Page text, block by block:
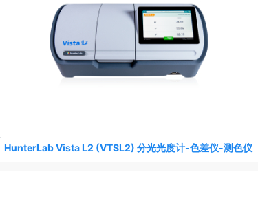
HunterLab Vista L2 (VTSL2) 分光光度计-色差仪-测色仪